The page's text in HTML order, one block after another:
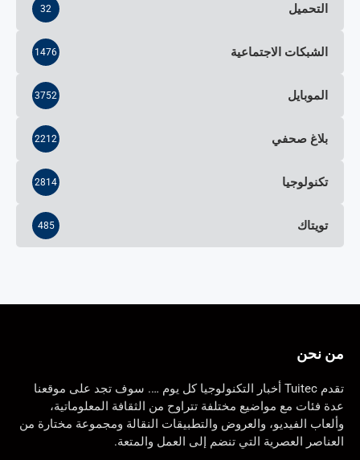
التحميل 32
الشبكات الاجتماعية 1476
الموبايل 3752
بلاغ صحفي 2212
تكنولوجيا 2814
تويتاك 485
من نحن
تقدم Tuitec أخبار التكنولوجيا كل يوم …. سوف تجد على موقعنا
عدة فئات مع مواضيع مختلفة تتراوح من الثقافة المعلوماتية،
وألعاب الفيديو، والعروض والتطبيقات النقالة ومجموعة مختارة من
العناصر العصرية التي تنضم إلى العمل والمتعة.